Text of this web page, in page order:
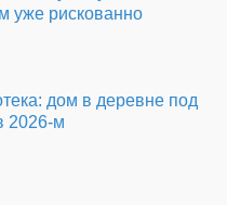
уже рискованно
дом в деревне под
2026-м